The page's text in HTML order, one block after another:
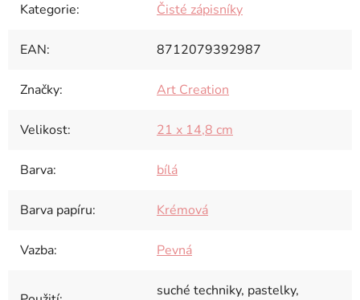
Kategorie: Čisté zápisníky
EAN: 8712079392987
Značky: Art Creation
Velikost: 21 x 14,8 cm
Barva: bílá
Barva papíru: Krémová
Vazba: Pevná
suché techniky, pastelky,